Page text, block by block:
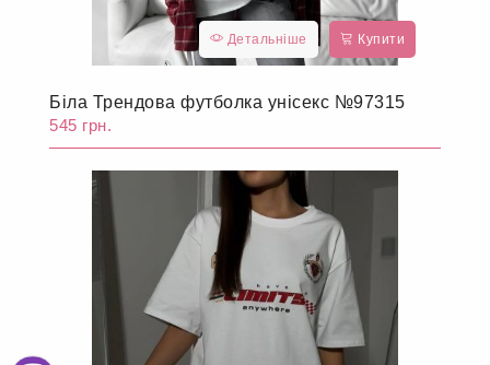
Детальніше Купити
Біла Трендова футболка унісекс №97315
545 грн.